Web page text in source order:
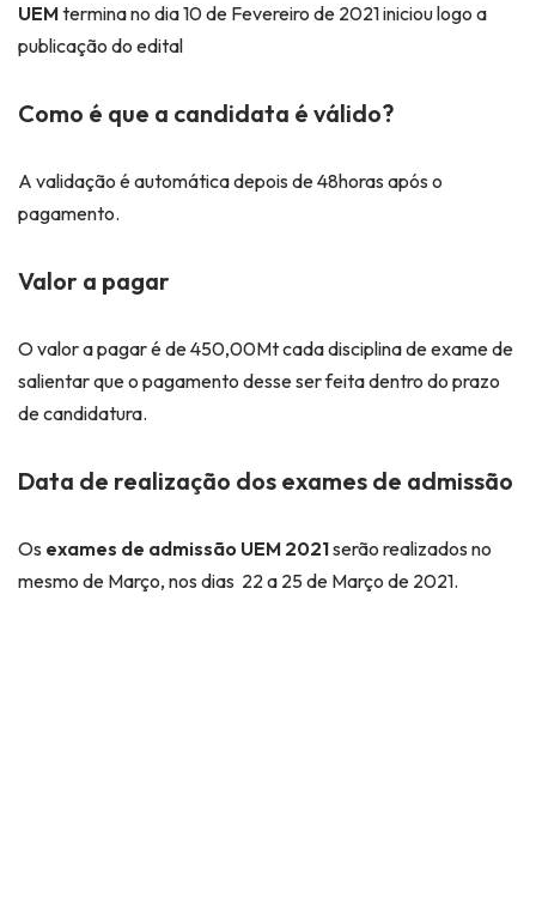
UEMtermina no dia 10 de Fevereiro de 2021 iniciou logo a
publicação do edital
Como é que a candidata é válido?
A validação é automática depois de 48horas após o
pagamento.
Valor a pagar
O valor a pagar é de 450,00Mt cada disciplina de exame de
salientar que o pagamento desse ser feita dentro do prazo
de candidatura.
Data de realização dos exames de admissão
Os exames de admissão UEM 2021serão realizados no
mesmo de Março, nos dias 22 a 25 de Março de 2021.